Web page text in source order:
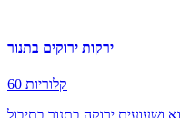
ירקות ירוקים בתנור
60 קלוריות
ושעועית ירוקה בתנור בתיבול